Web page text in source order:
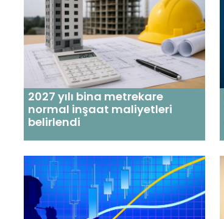
2027 yılı bina metrekare
normal inşaat maliyetleri
belirlendi